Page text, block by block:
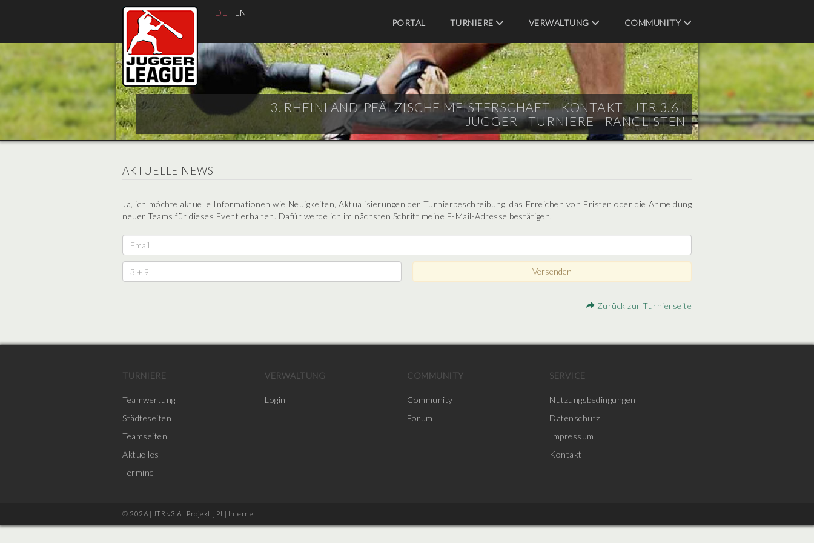
DE | EN
PORTAL
TURNIERE VERWALTUNG COMMUNITY
3. RHEINLAND-PFÄLZISCHE MEISTERSCHAFT - KONTAKT - JTR 3.6 |
JUGGER - TURNIERE - RANGLISTEN
AKTUELLE NEWS
Ja, ich möchte aktuelle Informationen wie Neuigkeiten, Aktualisierungen der Turnierbeschreibung, das Erreichen von Fristen oder die Anmeldung
neuer Teams für dieses Event erhalten. Dafür werde ich im nächsten Schritt meine E-Mail-Adresse bestätigen.
Zurück zur Turnierseite
TURNIERE
Teamwertung
Städteseiten
Teamseiten
Aktuelles
Termine
VERWALTUNG
Login
COMMUNITY
Community
Forum
SERVICE
Nutzungsbedingungen
Datenschutz
Impressum
Kontakt
© 2026 | JTR v3.6 | Projekt [ PI ] Internet